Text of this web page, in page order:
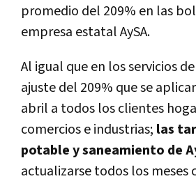
promedio del 209% en las
empresa estatal AySA.
Al igual que en los servicios
ajuste del 209% que se
abril a todos los clientes
comercios e industrias; las
potable y saneamiento de
actualizarse todos los meses